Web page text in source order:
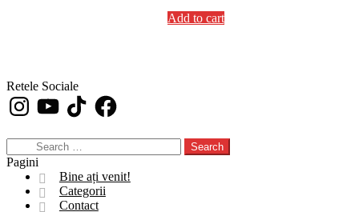
Add to cart
Retele Sociale
InstagramYouTubeTikTokFacebook
Search
for:
Pagini
Bine ați venit!
Categorii
Contact